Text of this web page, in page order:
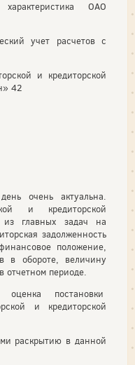
ОАО
учет расчетов с
и кредиторской
42
очень актуальна.
и кредиторской
из главных задач на
задолженность
положение,
в обороте, величину
отчетном периоде.
оценка постановки
и кредиторской
раскрытию в данной